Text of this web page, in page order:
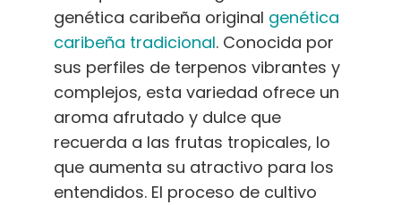
genética caribeña original genética
caribeña tradicional. Conocida por
sus perfiles de terpenos vibrantes y
complejos, esta variedad ofrece un
aroma afrutado y dulce que
recuerda a las frutas tropicales, lo
que aumenta su atractivo para los
entendidos. El proceso de cultivo